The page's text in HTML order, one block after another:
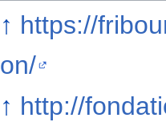
↑ https://
on/
↑ http://